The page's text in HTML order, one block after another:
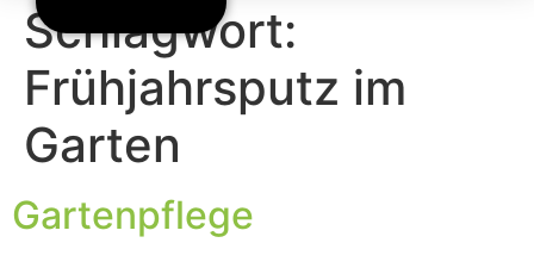
Schlagwort:
Frühjahrsputz im
Garten
Gartenpflege